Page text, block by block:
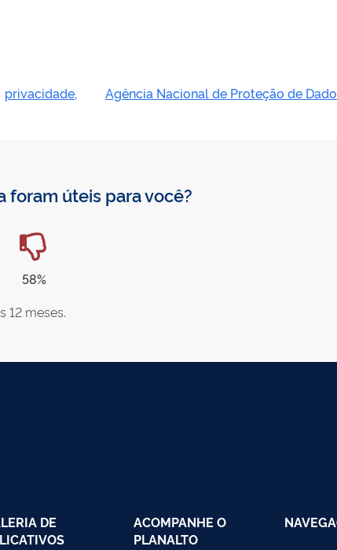
privacidade,
Agência Nacional de Proteção de
foram úteis para você?
58%
12 meses.
DE
ACOMPANHE O
PLANALTO